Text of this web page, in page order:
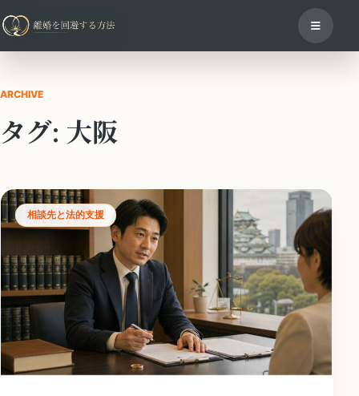
ARCHIVE
タグ: 大阪
相談先と法的支援